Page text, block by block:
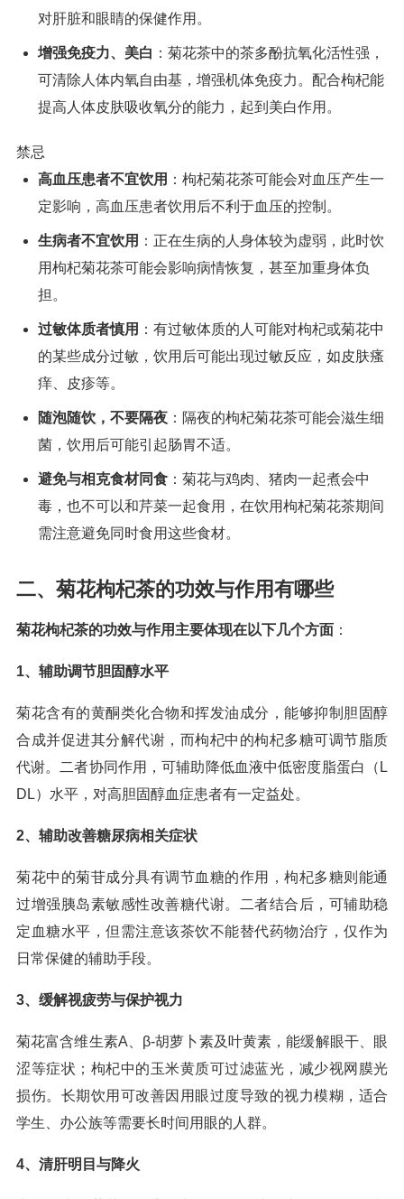
对肝脏和眼睛的保健作用。
增强免疫力、美白 ：菊花茶中的茶多酚抗氧化活性强，
可清除人体内氧自由基，增强机体免疫力。配合枸杞能
提高人体皮肤吸收氧分的能力，起到美白作用。
禁忌
高血压患者不宜饮用 ：枸杞菊花茶可能会对血压产生一
定影响，高血压患者饮用后不利于血压的控制。
生病者不宜饮用 ：正在生病的人身体较为虚弱，此时饮
用枸杞菊花茶可能会影响病情恢复，甚至加重身体负
担。
过敏体质者慎用 ：有过敏体质的人可能对枸杞或菊花中
的某些成分过敏，饮用后可能出现过敏反应，如皮肤瘙
痒、皮疹等。
随泡随饮，不要隔夜 ：隔夜的枸杞菊花茶可能会滋生细
菌，饮用后可能引起肠胃不适。
避免与相克食材同食 ：菊花与鸡肉、猪肉一起煮会中
毒，也不可以和芹菜一起食用，在饮用枸杞菊花茶期间
需注意避免同时食用这些食材。
二、菊花枸杞茶的功效与作用有哪些
菊花枸杞茶的功效与作用主要体现在以下几个方面 ：
1、辅助调节胆固醇水平
菊花含有的黄酮类化合物和挥发油成分，能够抑制胆固醇
合成并促进其分解代谢，而枸杞中的枸杞多糖可调节脂质
代谢。二者协同作用，可辅助降低血液中低密度脂蛋白（L
DL）水平，对高胆固醇血症患者有一定益处。
2、辅助改善糖尿病相关症状
菊花中的菊苷成分具有调节血糖的作用，枸杞多糖则能通
过增强胰岛素敏感性改善糖代谢。二者结合后，可辅助稳
定血糖水平，但需注意该茶饮不能替代药物治疗，仅作为
日常保健的辅助手段。
3、缓解视疲劳与保护视力
菊花富含维生素A、β-胡萝卜素及叶黄素，能缓解眼干、眼
涩等症状；枸杞中的玉米黄质可过滤蓝光，减少视网膜光
损伤。长期饮用可改善因用眼过度导致的视力模糊，适合
学生、办公族等需要长时间用眼的人群。
4、清肝明目与降火